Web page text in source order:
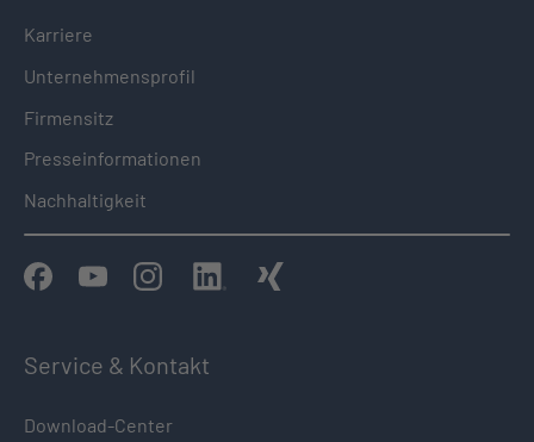
Karriere
Unternehmensprofil
Firmensitz
Presseinformationen
Nachhaltigkeit
Service & Kontakt
Download-Center